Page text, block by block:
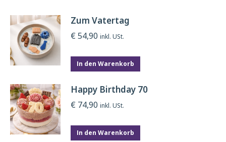
Zum Vatertag
€ 54,90 inkl. USt.
In den Warenkorb
Happy Birthday 70
€ 74,90 inkl. USt.
In den Warenkorb